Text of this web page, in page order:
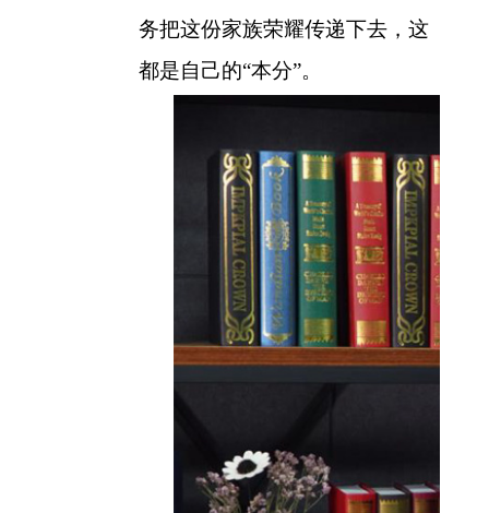
务把这份家族荣耀传递下去，这
都是自己的“本分”。